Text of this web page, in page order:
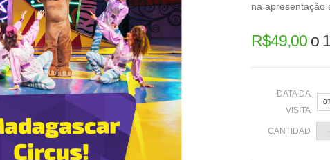
na apresentação
R$49,00o
DATA DA
VISITA
CANTIDAD